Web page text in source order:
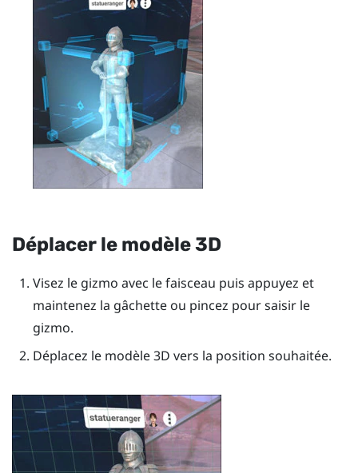
Déplacer le modèle 3D
Visez le gizmo avec le faisceau puis appuyez et
maintenez la gâchetteou pincez pour saisir le
gizmo.
Déplacez le modèle 3D vers la position souhaitée.